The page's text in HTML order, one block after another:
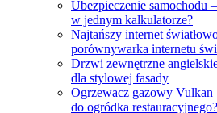
Ubezpieczenie samochodu
w jednym kalkulatorze?
Najtańszy internet
porównywarka internetu
Drzwi zewnętrzne
dla stylowej fasady
Ogrzewacz gazowy Vulkan
do ogródka restauracyjnego?